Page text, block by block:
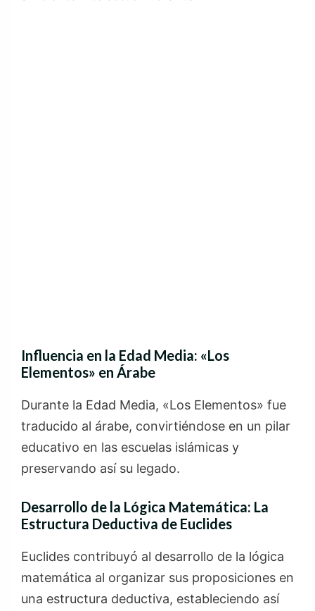
Influencia en la Edad Media: «Los
Elementos» en Árabe
Durante la Edad Media, «Los Elementos» fue
traducido al árabe, convirtiéndose en un pilar
educativo en las escuelas islámicas y
preservando así su legado.
Desarrollo de la Lógica Matemática: La
Estructura Deductiva de Euclides
Euclides contribuyó al desarrollo de la lógica
matemática al organizar sus proposiciones en
una estructura deductiva, estableciendo así